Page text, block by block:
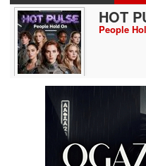
HOT
People